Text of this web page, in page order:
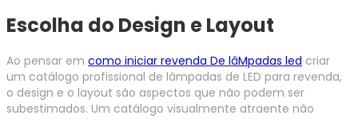
Escolha do Design e Layout
Ao pensar em como iniciar revenda De lâMpadas led criar
um catálogo profissional de lâmpadas de LED para revenda,
o design e o layout são aspectos que não podem ser
subestimados. Um catálogo visualmente atraente não